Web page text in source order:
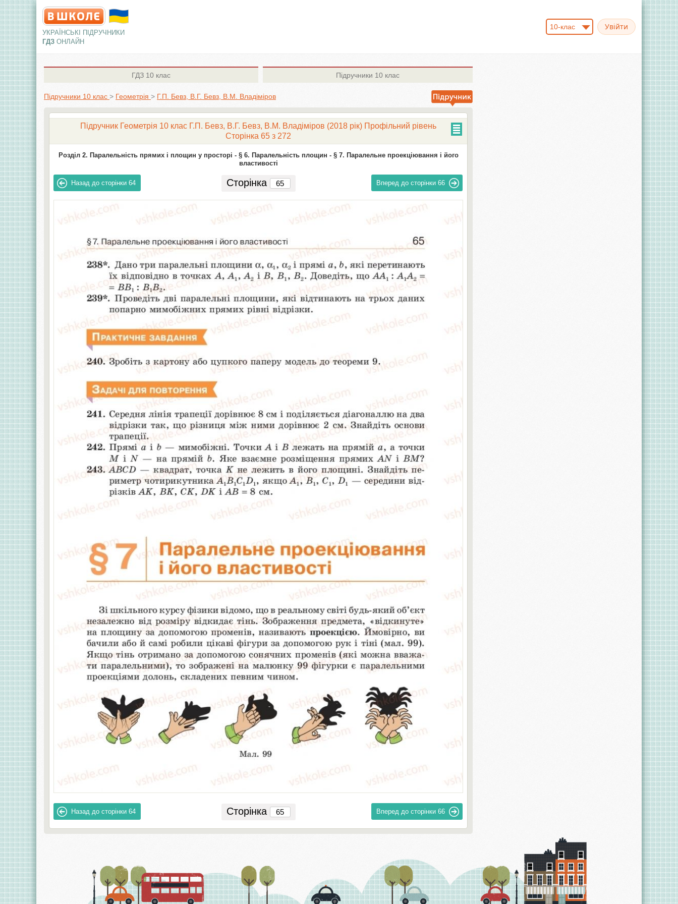
УКРАЇНСЬКІ ПІДРУЧНИКИ
ГДЗ ОНЛАЙН
10-клас
ГДЗ 10 клас Підручники 10 клас
Підручники 10 клас > Геометрія > Г.П. Бевз, В.Г. Бевз, В.М. Владіміров
Підручник Геометрія 10 клас Г.П. Бевз, В.Г. Бевз, В.М. Владіміров (2018 рік) Профільний рівень
Сторінка 65 з 272
Розділ 2. Паралельність прямих і площин у просторі - § 6. Паралельність площин - § 7. Паралельне проекціювання і його
властивості
Назад до сторінки 64 Сторінка Вперед до сторінки 66
Назад до сторінки 64 Сторінка Вперед до сторінки 66